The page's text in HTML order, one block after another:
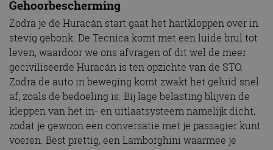
Gehoorbescherming
Zodra je de Huracán start gaat het hartkloppen over in
stevig gebonk. De Tecnica komt met een luide brul tot
leven, waardoor we ons afvragen of dit wel de meer
geciviliseerde Huracán is ten opzichte van de STO.
Zodra de auto in beweging komt zwakt het geluid snel
af, zoals de bedoeling is. Bij lage belasting blijven de
kleppen van het in- en uitlaatsysteem namelijk dicht,
zodat je gewoon een conversatie met je passagier kunt
voeren. Best prettig, een Lamborghini waarmee je